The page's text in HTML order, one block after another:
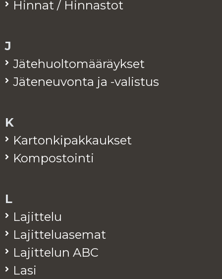
Hin­nat / Hin­nas­tot
J
Jä­te­huol­to­mää­räyk­set
Jä­te­neu­von­ta ja -va­lis­tus
K
Kar­ton­ki­pak­kauk­set
Kom­pos­toin­ti
L
La­jit­te­lu
La­jit­te­lua­se­mat
La­jit­te­lun ABC
Lasi